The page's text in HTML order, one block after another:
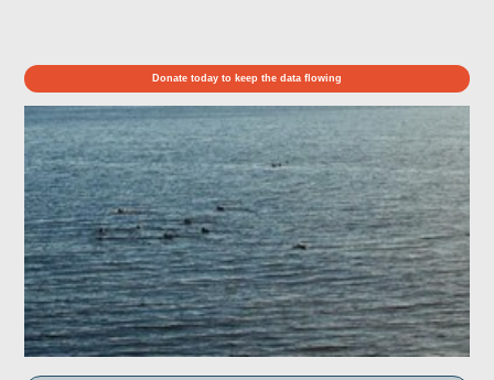
Donate today to keep the data flowing